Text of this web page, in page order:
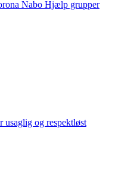
Nabo Hjælp grupper
usaglig og respektløst